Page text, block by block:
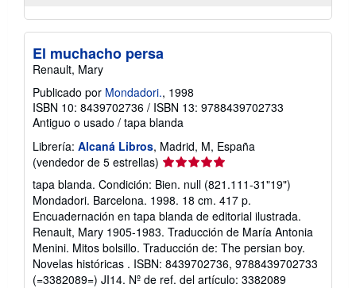
El muchacho persa
Renault, Mary
Publicado por Mondadori., 1998
ISBN 10: 8439702736 / ISBN 13: 9788439702733
Antiguo o usado / tapa blanda
Librería: Alcaná Libros, Madrid, M, España
(vendedor de 5 estrellas) Calificación
vendedor:
5
de
5
estrellas
tapa blanda. Condición: Bien. null (821.111-31"19")
Mondadori. Barcelona. 1998. 18 cm. 417 p.
Encuadernación en tapa blanda de editorial ilustrada.
Renault, Mary 1905-1983. Traducción de María Antonia
Menini. Mitos bolsillo. Traducción de: The persian boy.
Novelas históricas . ISBN: 8439702736, 9788439702733
(=3382089=) JI14. Nº de ref. del artículo: 3382089